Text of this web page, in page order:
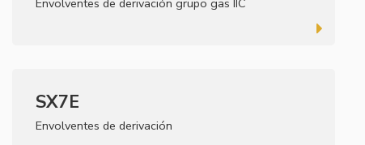
Envolventes de derivación grupo gas IIC
SX7E
Envolventes de derivación